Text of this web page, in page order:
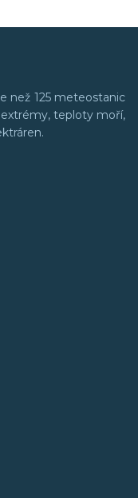
než 125 meteostanic
extrémy, teploty moří,